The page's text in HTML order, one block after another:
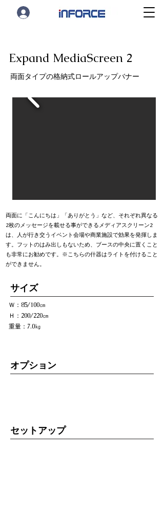
Expand MediaScreen 2
両面タイプの格納式ロールアップバナー
両面に「こんにちは」「ありがとう」など、それぞれ異なる
2枚のメッセージを載せる事ができるメディアスクリーン2
は、人が行き交うイベント会場や商業施設で効果を発揮しま
す。フットのはみ出しもないため、ブースの中央に置くこと
も非常にお勧めです。※こちらの什器はライトを付けること
ができません。
​サイズ
Ｗ：85/100㎝
Ｈ：200/220㎝
重量：7.0㎏
オプション
セットアップ